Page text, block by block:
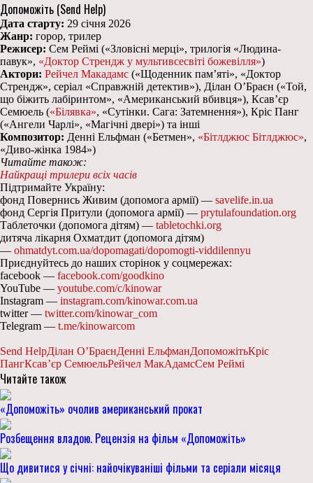
Допоможіть (Send Help)
Дата старту: 29 січня 2026
Жанр: горор, трилер
Режисер: Сем Реймі («Зловісні мерці», трилогія «Людина-
павук», «Доктор Стрендж у мультивсесвіті божевілля»)
Актори: Рейчел Макадамс («Щоденник пам’яті», «Доктор
Стрендж», серіал «Справжній детектив»), Ділан О’Браєн («Той,
що біжить лабіринтом», «Американський вбивця»), Ксав’єр
Семюель («Білявка», «Сутінки. Сага: Затемнення»), Кріс Панг
(«Ангели Чарлі», «Магічні двері») та інші
Композитор: Денні Ельфман («Бетмен», «Бітлджюс Бітлджюс»,
«Диво-жінка 1984»)
Читайте також:
Найкращі трилери всіх часів
Підтримайте Україну:
фонд Повернись Живим (допомога армії) — savelife.in.ua
фонд Сергія Притули (допомога армії) — prytulafoundation.org
Таблеточки (допомога дітям) — tabletochki.org
дитяча лікарня Охматдит (допомога дітям)
— ohmatdyt.com.ua/dopomagati/dopomogti-viddilennyu
Приєднуйтесь до наших сторінок у соцмережах:
facebook — facebook.com/goodkino
YouTube — youtube.com/c/kinowar
Instagram — instagram.com/kinowar.com.ua
twitter — twitter.com/kinowar_com
Telegram — t.me/kinowarcom
Send HelpДілан О’БраєнДенні ЕльфманДопоможітьКріс
ПангКсав’єр СемюельРейчел МакАдамсСем Реймі
Читайте також
«Допоможіть» очолив американський прокат
Розбещення владою. Рецензія на фільм «Допоможіть»
Що дивитися у січні: найочікуваніші фільми та серіали місяця